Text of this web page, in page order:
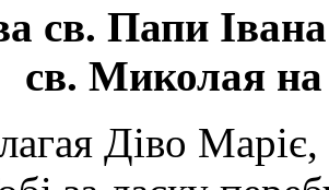
св. Папи
св. Миколая на
Діво